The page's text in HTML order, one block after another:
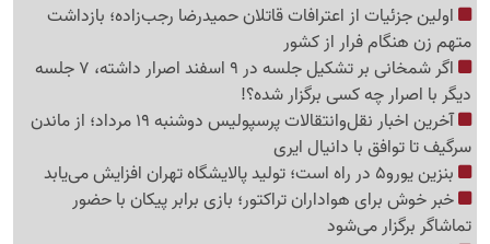
اولین جزئیات از اعترافات قاتلان حمیدرضا رجب‌زاده؛ بازداشت
متهم زن هنگام فرار از کشور
اگر شمخانی بر تشکیل جلسه در 9 اسفند اصرار داشته، 7 جلسه
دیگر با اصرار چه کسی برگزار شده؟!
آخرین اخبار نقل‌وانتقالات پرسپولیس دوشنبه 19 مرداد؛ از ماندن
سرگیف تا توافق با دانیال ایری
بنزین یورو5 در راه است؛ تولید پالایشگاه تهران افزایش می‌یابد
خبر خوش برای هواداران تراکتور؛ بازی برابر پیکان با حضور
تماشاگر برگزار می‌شود